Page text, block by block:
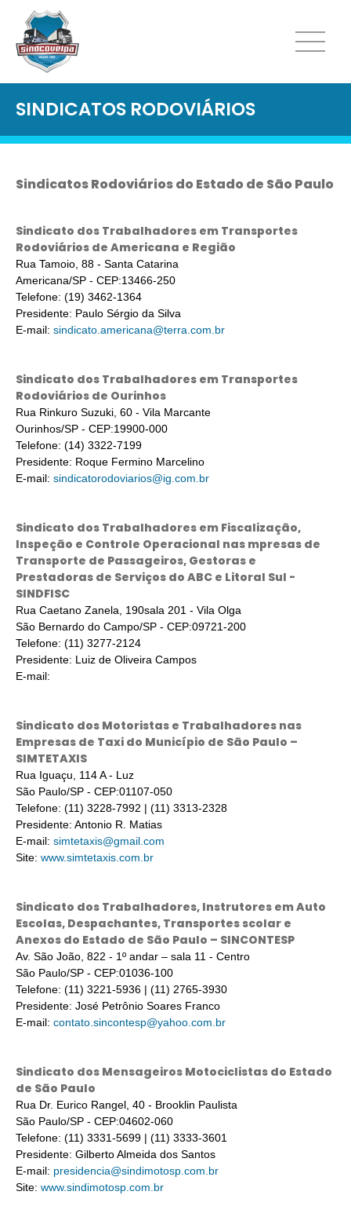
SINDICATOS RODOVIÁRIOS
Sindicatos Rodoviários do Estado de São Paulo
Sindicato dos Trabalhadores em Transportes
Rodoviários de Americana e Região
Rua Tamoio, 88 - Santa Catarina
Americana/SP - CEP:13466-250
Telefone: (19) 3462-1364
Presidente: Paulo Sérgio da Silva
E-mail: sindicato.americana@terra.com.br
Sindicato dos Trabalhadores em Transportes
Rodoviários de Ourinhos
Rua Rinkuro Suzuki, 60 - Vila Marcante
Ourinhos/SP - CEP:19900-000
Telefone: (14) 3322-7199
Presidente: Roque Fermino Marcelino
E-mail: sindicatorodoviarios@ig.com.br
Sindicato dos Trabalhadores em Fiscalização,
Inspeção e Controle Operacional nas mpresas de
Transporte de Passageiros, Gestoras e
Prestadoras de Serviços do ABC e Litoral Sul -
SINDFISC
Rua Caetano Zanela, 190sala 201 - Vila Olga
São Bernardo do Campo/SP - CEP:09721-200
Telefone: (11) 3277-2124
Presidente: Luiz de Oliveira Campos
E-mail:
Sindicato dos Motoristas e Trabalhadores nas
Empresas de Taxi do Município de São Paulo –
SIMTETAXIS
Rua Iguaçu, 114 A - Luz
São Paulo/SP - CEP:01107-050
Telefone: (11) 3228-7992 | (11) 3313-2328
Presidente: Antonio R. Matias
E-mail: simtetaxis@gmail.com
Site: www.simtetaxis.com.br
Sindicato dos Trabalhadores, Instrutores em Auto
Escolas, Despachantes, Transportes scolar e
Anexos do Estado de São Paulo – SINCONTESP
Av. São João, 822 - 1º andar – sala 11 - Centro
São Paulo/SP - CEP:01036-100
Telefone: (11) 3221-5936 | (11) 2765-3930
Presidente: José Petrônio Soares Franco
E-mail: contato.sincontesp@yahoo.com.br
Sindicato dos Mensageiros Motociclistas do Estado
de São Paulo
Rua Dr. Eurico Rangel, 40 - Brooklin Paulista
São Paulo/SP - CEP:04602-060
Telefone: (11) 3331-5699 | (11) 3333-3601
Presidente: Gilberto Almeida dos Santos
E-mail: presidencia@sindimotosp.com.br
Site: www.sindimotosp.com.br